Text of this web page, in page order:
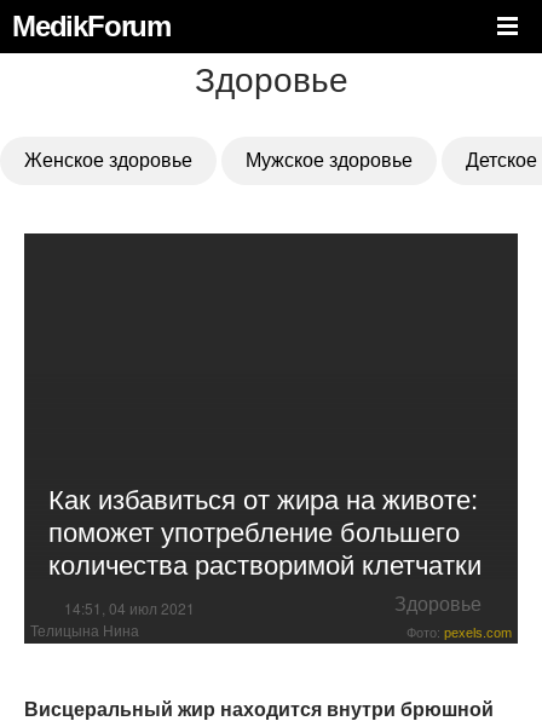
MedikForum
Здоровье
Женское здоровье Мужское здоровье
Как избавиться от жира на животе:
поможет употребление большего
количества растворимой клетчатки
14:51, 04 июл 2021 Здоровье
Телицына Нина Фото: pexels.com
Висцеральный жир находится внутри брюшной